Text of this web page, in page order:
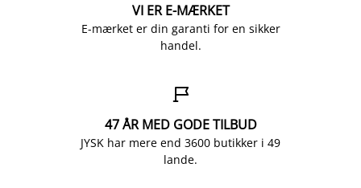
VI ER E-MÆRKET
E-mærket er din garanti for en sikker
handel.

47 ÅR MED GODE TILBUD
JYSK har mere end 3600 butikker i 49
lande.